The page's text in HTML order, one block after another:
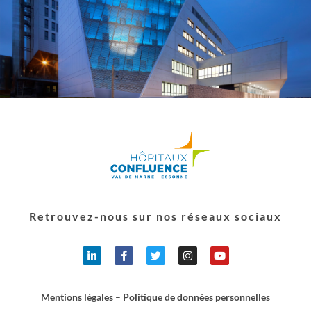
Retrouvez-nous sur nos réseaux sociaux
Mentions légales – Politique de données personnelles